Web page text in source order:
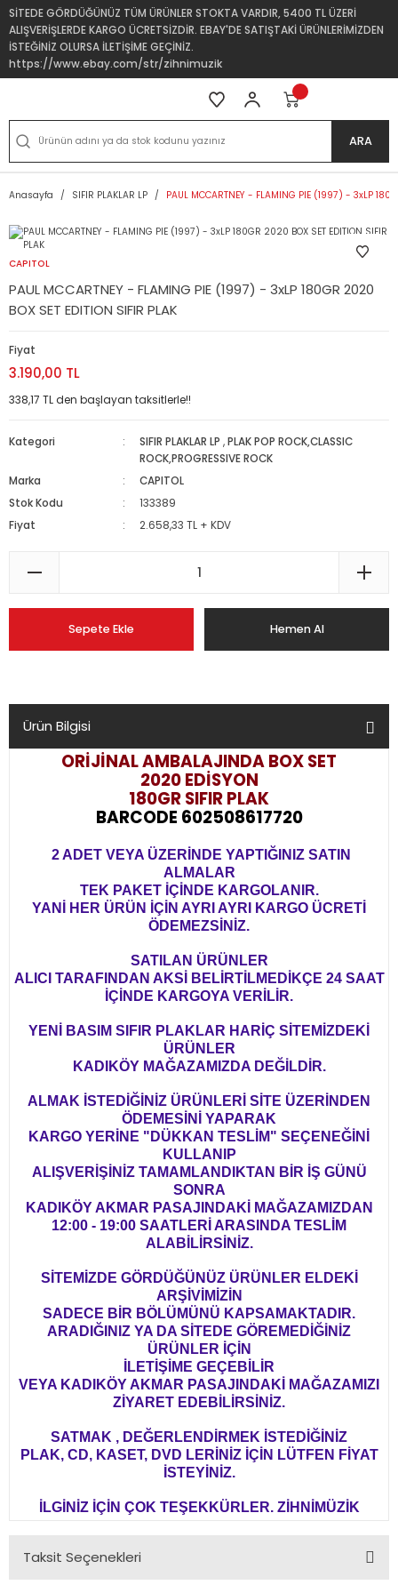
SİTEDE GÖRDÜĞÜNÜZ TÜM ÜRÜNLER STOKTA VARDIR, 5400 TL ÜZERİ
ALIŞVERİŞLERDE KARGO ÜCRETSİZDİR. EBAY'DE SATIŞTAKİ ÜRÜNLERİMİZDEN
İSTEĞİNİZ OLURSA İLETİŞİME GEÇİNİZ.
https://www.ebay.com/str/zihnimuzik
ARA
Anasayfa SIFIR PLAKLAR LP PAUL MCCARTNEY - FLAMING PIE (1997) - 3xLP
CAPITOL
PAUL MCCARTNEY - FLAMING PIE (1997) - 3xLP 180GR 2020
BOX SET EDITION SIFIR PLAK
Fiyat
3.190,00 TL
338,17 TL den başlayan taksitlerle!!
Kategori SIFIR PLAKLAR LP ,PLAK POP ROCK,CLASSIC
ROCK,PROGRESSIVE ROCK
Marka
CAPITOL
Stok Kodu
133389
Fiyat
2.658,33 TL + KDV
Sepete Ekle Hemen Al
Ürün Bilgisi
ORİJİNAL AMBALAJINDA BOX SET
2020 EDİSYON
180GR SIFIR PLAK
BARCODE 602508617720
2 ADET VEYA ÜZERİNDE YAPTIĞINIZ SATIN
ALMALAR
TEK PAKET İÇİNDE KARGOLANIR.
YANİ HER ÜRÜN İÇİN AYRI AYRI KARGO ÜCRETİ
ÖDEMEZSİNİZ.
SATILAN ÜRÜNLER
ALICI TARAFINDAN AKSİ BELİRTİLMEDİKÇE 24 SAAT
İÇİNDE KARGOYA VERİLİR.
YENİ BASIM SIFIR PLAKLAR HARİÇ SİTEMİZDEKİ
ÜRÜNLER
KADIKÖY MAĞAZAMIZDA DEĞİLDİR.
ALMAK İSTEDİĞİNİZ ÜRÜNLERİ SİTE ÜZERİNDEN
ÖDEMESİNİ YAPARAK
KARGO YERİNE "DÜKKAN TESLİM" SEÇENEĞİNİ
KULLANIP
ALIŞVERİŞİNİZ TAMAMLANDIKTAN BİR İŞ GÜNÜ
SONRA
KADIKÖY AKMAR PASAJINDAKİ MAĞAZAMIZDAN
12:00 - 19:00 SAATLERİ ARASINDA TESLİM
ALABİLİRSİNİZ.
SİTEMİZDE GÖRDÜĞÜNÜZ ÜRÜNLER ELDEKİ
ARŞİVİMİZİN
SADECE BİR BÖLÜMÜNÜ KAPSAMAKTADIR.
ARADIĞINIZ YA DA SİTEDE GÖREMEDİĞİNİZ
ÜRÜNLER İÇİN
İLETİŞİME GEÇEBİLİR
VEYA KADIKÖY AKMAR PASAJINDAKİ MAĞAZAMIZI
ZİYARET EDEBİLİRSİNİZ.
SATMAK , DEĞERLENDİRMEK İSTEDİĞİNİZ
PLAK, CD, KASET, DVD LERİNİZ İÇİN LÜTFEN FİYAT
İSTEYİNİZ.
İLGİNİZ İÇİN ÇOK TEŞEKKÜRLER. ZİHNİMÜZİK
Taksit Seçenekleri